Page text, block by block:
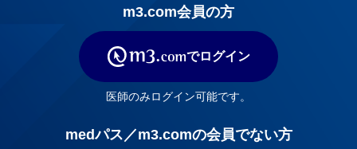
m3.com会員の方
でログイン
医師のみログイン可能です。
medパス／m3.comの会員でない方